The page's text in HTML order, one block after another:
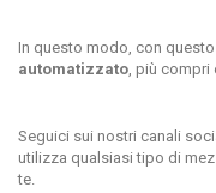
In questo modo, con questo
automatizzato, più compri
Seguici sui nostri canali
utilizza qualsiasi tipo di
te.